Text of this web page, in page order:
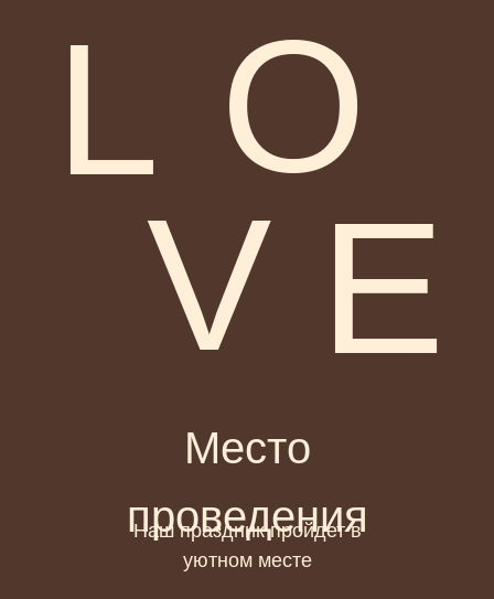
L
V
Место
проведения
Наш праздник пройдет в
уютном месте
E
O